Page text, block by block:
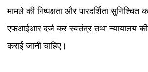
मामले की निष्पक्षता और पारदर्शिता सुनिश्चित
एफआईआर दर्ज कर स्वतंत्र तथा न्यायालय की
कराई जानी चाहिए।